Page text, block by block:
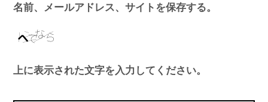
名前、メールアドレス、サイトを保存する。
上に表示された文字を入力してください。